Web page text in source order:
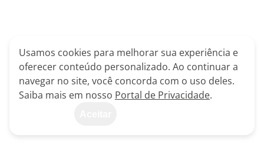
Usamos cookies para melhorar sua experiência e
oferecer conteúdo personalizado. Ao continuar a
navegar no site, você concorda com o uso deles.
Saiba mais em nosso Portal de Privacidade.